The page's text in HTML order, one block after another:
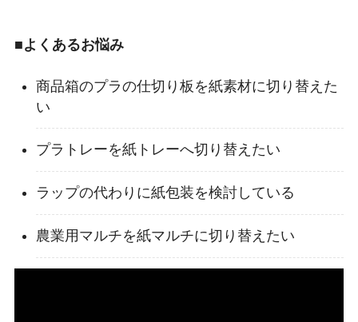
■よくあるお悩み
商品箱のプラの仕切り板を紙素材に切り替えた
い
プラトレーを紙トレーへ切り替えたい
ラップの代わりに紙包装を検討している
農業用マルチを紙マルチに切り替えたい